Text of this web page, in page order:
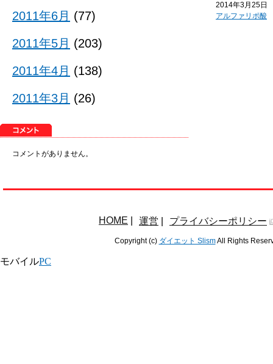
2014年3月25日
アルファリポ酸
2011年6月 (77)
2011年5月 (203)
2011年4月 (138)
2011年3月 (26)
コメントがありません。
HOME 運営 プライバシーポリシー
Copyright (c) ダイエット SlismAll Rights
モバイルPC